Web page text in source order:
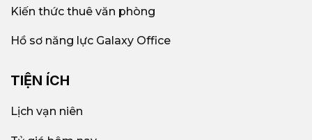
Kiến thức thuê văn phòng
Hồ sơ năng lực Galaxy Office
TIỆN ÍCH
Lịch vạn niên